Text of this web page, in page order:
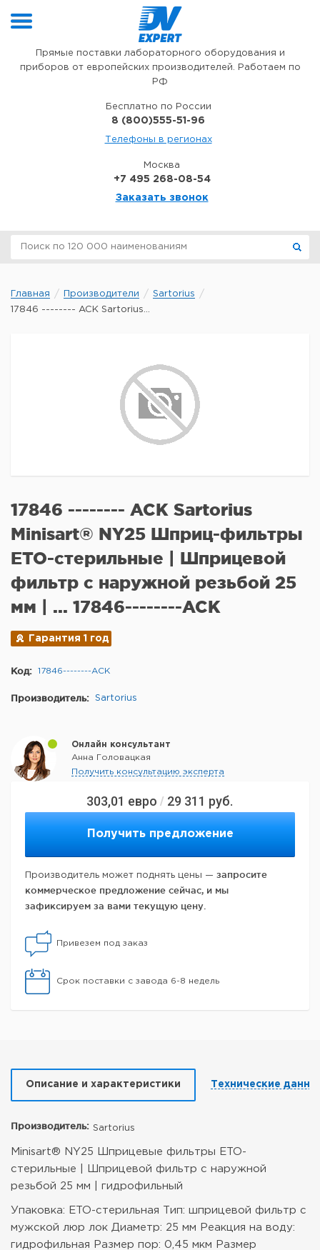
Прямые поставки лабораторного оборудования и
приборов от европейских производителей. Работаем по
РФ
Бесплатно по России
8 (800)555-51-96
Телефоны в регионах
Москва
+7 495 268-08-54
Заказать звонок
Главная Производители
Sartorius
17846 -------- ACK Sartorius...
303,01 евро / 29 311 руб.
Получить предложение
Производитель может поднять цены — запросите
коммерческое предложение сейчас, и мы
зафиксируем за вами текущую цену.
Привезем под заказ
Срок поставки с завода 6-8 недель
17846 -------- ACK Sartorius
Minisart® NY25 Шприц-фильтры
ETO-стерильные | Шприцевой
фильтр с наружной резьбой 25
мм | ... 17846--------ACK
Гарантия 1 год
Код: 17846--------ACK
Производитель: Sartorius
Онлайн консультант
Анна Головацкая
Получить консультацию эксперта
Описание и характеристики Технические
Производитель: Sartorius
Minisart® NY25 Шприцевые фильтры ETO-
стерильные | Шприцевой фильтр с наружной
резьбой 25 мм | гидрофильный
Упаковка: ETO-стерильная
Тип: шприцевой фильтр с
мужской люр лок Диаметр: 25 мм
Реакция на воду:
гидрофильная
Размер пор: 0,45 мкм
Размер